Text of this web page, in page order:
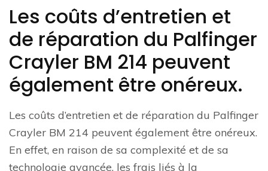
Les coûts d’entretien et
de réparation du Palfinger
Crayler BM 214 peuvent
également être onéreux.
Les coûts d’entretien et de réparation du Palfinger
Crayler BM 214 peuvent également être onéreux.
En effet, en raison de sa complexité et de sa
technologie avancée, les frais liés à la